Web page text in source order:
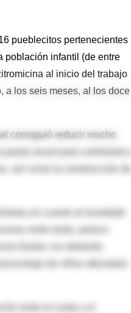
pueblecitos pertenecientes
población infantil (de entre
al inicio del trabajo
a los seis meses, al los doce
consiguió reducir mucho
así como la construcción de
en cuanto al resultado
brotes; no obstante,
de niños afectados
entre el coste y el